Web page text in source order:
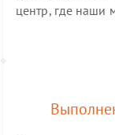
центр, где наши